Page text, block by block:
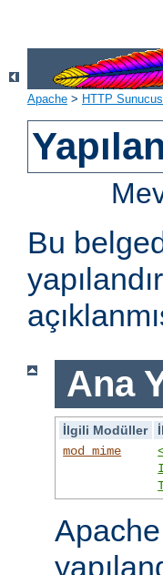
Apache > HTTP
Bu
Ana
İlgili Modüller
mod_mime